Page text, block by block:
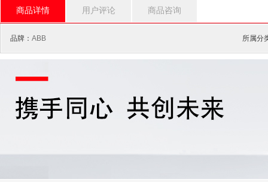
商品详情 用户评论 商品咨询
品牌： ABB 所属分